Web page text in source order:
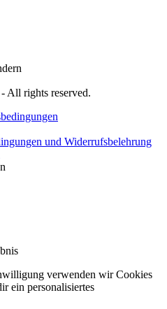
- All rights reserved.
und Widerrufsbelehrung
verwenden wir Cookies
ein personalisiertes